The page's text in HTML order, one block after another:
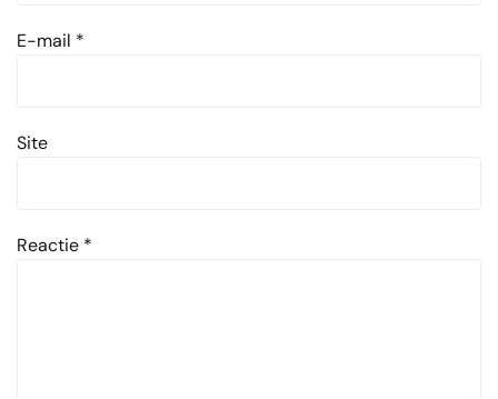
E-mail *
Site
Reactie *